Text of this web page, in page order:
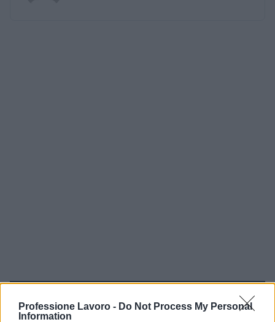
Professione Lavoro - Do Not Process My Personal
Information
Continua a leggere